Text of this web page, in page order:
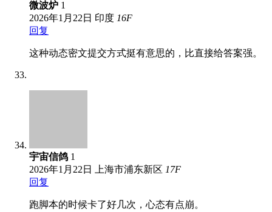
微波炉 1
2026年1月22日 印度 16F
回复
这种动态密文提交方式挺有意思的，比直接给答案强。
宇宙信鸽 1
2026年1月22日
上海市浦东新区 17F
回复
跑脚本的时候卡了好几次，心态有点崩。